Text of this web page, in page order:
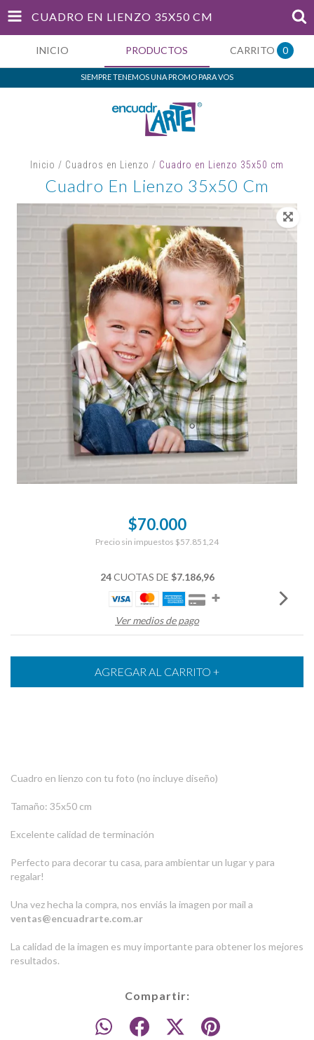
CUADRO EN LIENZO 35X50 CM
INICIO PRODUCTOS CARRITO 0
SIEMPRE TENEMOS UNA PROMO PARA VOS
Inicio / Cuadros en Lienzo / Cuadro en Lienzo 35x50 cm
Cuadro En Lienzo 35x50 Cm
$70.000
Precio sin impuestos $57.851,24
24CUOTAS DE $7.186,96
Ver medios de pago
Cuadro en lienzo con tu foto (no incluye diseño)
Tamaño: 35x50 cm
Excelente calidad de terminación
Perfecto para decorar tu casa, para ambientar un lugar y para
regalar!
Una vez hecha la compra, nos enviás la imagen por mail a
ventas@encuadrarte.com.ar
La calidad de la imagen es muy importante para obtener los mejores
resultados.
Compartir: